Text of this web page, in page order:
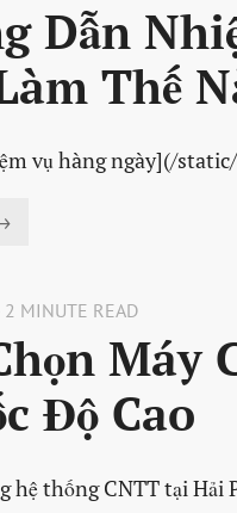
Dẫn
Thế
vụ hàng ngày](/
MINUTE READ
Máy
Độ Cao
hệ thống CNTT tại Hải